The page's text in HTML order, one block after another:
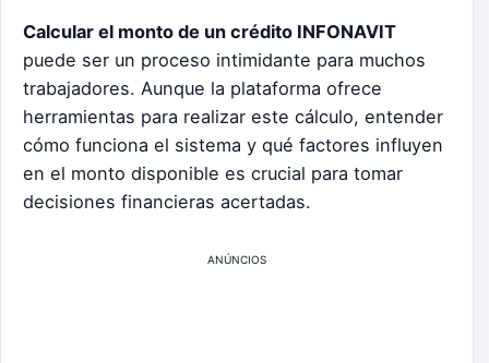
Calcular el monto de un crédito INFONAVIT
puede ser un proceso intimidante para muchos
trabajadores. Aunque la plataforma ofrece
herramientas para realizar este cálculo, entender
cómo funciona el sistema y qué factores influyen
en el monto disponible es crucial para tomar
decisiones financieras acertadas.
ANÚNCIOS